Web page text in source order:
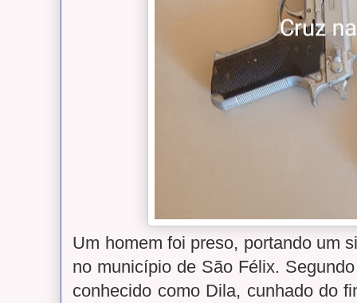
Um homem foi preso, portando um
no município de São Félix.
conhecido como Dila, cunhado do